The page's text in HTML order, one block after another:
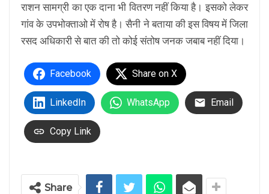
राशन सामग्री का एक दाना भी वितरण नहीं किया है। इसको लेकर
गांव के उपभोक्ताओ में रोष है। सैनी ने बताया की इस विषय में जिला
रसद अधिकारी से बात की तो कोई संतोष जनक जबाब नहीं दिया।
Facebook Share on X
LinkedIn WhatsApp Email
Copy Link
Share